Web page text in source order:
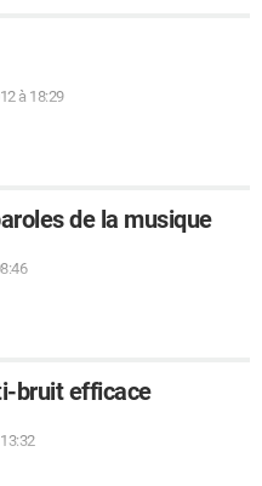
à 18:29
de la musique
bruit efficace